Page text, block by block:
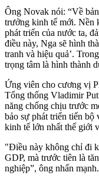
Ông Novak nói: “Về
trưởng kinh tế mới. Nền
phát triển của nước ta,
điều này, Nga sẽ hình
tranh và hiệu quả’.
trọng tâm là hình thành
Ứng viên cho cương vị
Tổng thống Vladimir
năng chống chịu trước
bảo sự phát triển tiến bộ
kinh tế lớn nhất thế giới
"Điều này không chỉ đi
GDP, mà trước tiên là
nghiệp”, ông nhấn mạnh.